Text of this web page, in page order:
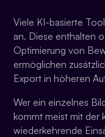
Viele KI-basierte
an. Diese enthalten
Optimierung von
ermöglichen
Export in höheren
Wer ein einzelnes
kommt meist mit der
wiederkehrende